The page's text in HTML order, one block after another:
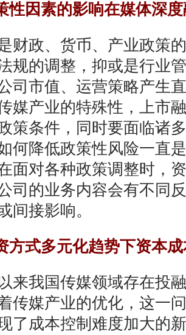
因素的影响在媒体深度
政、货币、产业政策的
规的调整，抑或是行业
司市值、运营策略产生
媒产业的特殊性，上市
策条件，同时要面临诸
何降低政策性风险一直
面对各种政策调整时，
司的业务内容会有不同
间接影响。
式多元化趋势下资本成
我国传媒领域存在投融
传媒产业的优化，这一
了成本控制难度加大的